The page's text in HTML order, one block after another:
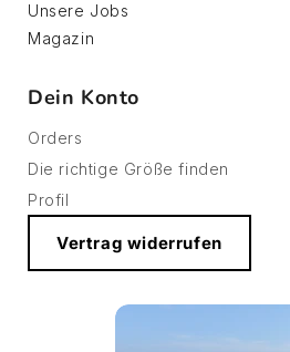
Unsere Jobs
Magazin
Dein Konto
Orders
Die richtige Größe finden
Profil
Vertrag widerrufen